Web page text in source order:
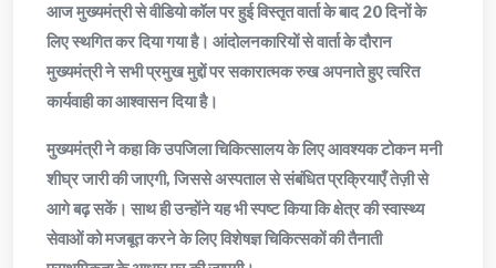
आज मुख्यमंत्री से वीडियो कॉल पर हुई विस्तृत वार्ता के बाद 20 दिनों के
लिए स्थगित कर दिया गया है। आंदोलनकारियों से वार्ता के दौरान
मुख्यमंत्री ने सभी प्रमुख मुद्दों पर सकारात्मक रुख अपनाते हुए त्वरित
कार्यवाही का आश्वासन दिया है।
मुख्यमंत्री ने कहा कि उपजिला चिकित्सालय के लिए आवश्यक टोकन मनी
शीघ्र जारी की जाएगी, जिससे अस्पताल से संबंधित प्रक्रियाएँ तेज़ी से
आगे बढ़ सकें। साथ ही उन्होंने यह भी स्पष्ट किया कि क्षेत्र की स्वास्थ्य
सेवाओं को मजबूत करने के लिए विशेषज्ञ चिकित्सकों की तैनाती